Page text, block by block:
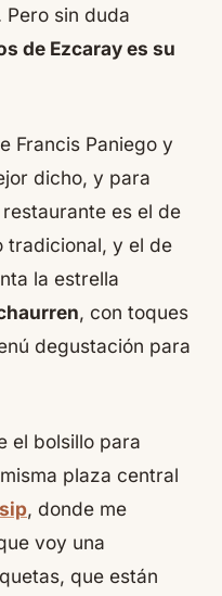
sin duda
de Ezcaray es su
Francis Paniego y
dicho, y para
es el de
tradicional, y el de
la estrella
, con toques
degustación para
el bolsillo para
plaza central
, donde me
voy una
que están